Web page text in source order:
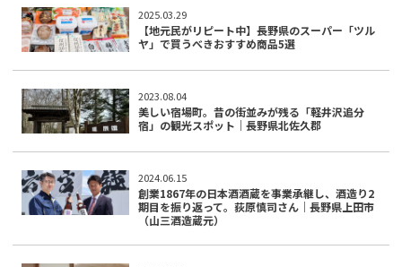
2025.03.29
【地元民がリピート中】長野県のスーパー「ツル
ヤ」で買うべきおすすめ商品5選
2023.08.04
美しい宿場町。昔の街並みが残る「軽井沢追分
宿」の観光スポット｜長野県北佐久郡
2024.06.15
創業1867年の日本酒酒蔵を事業承継し、酒造り2
期目を振り返って。荻原慎司さん｜長野県上田市
（山三酒造蔵元）